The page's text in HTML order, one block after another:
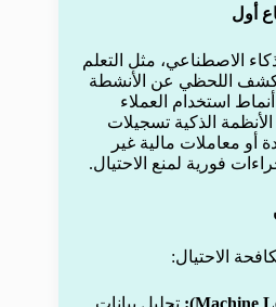
أول
الاصطناعي، مثل التعلم
اللحظي عن الأنشطة
استخدام العملاء
الذكية تسجيلات
أو معاملات مالية غير
فورية لمنع الاحتيال.
الاحتيال:
تحليل بيانات